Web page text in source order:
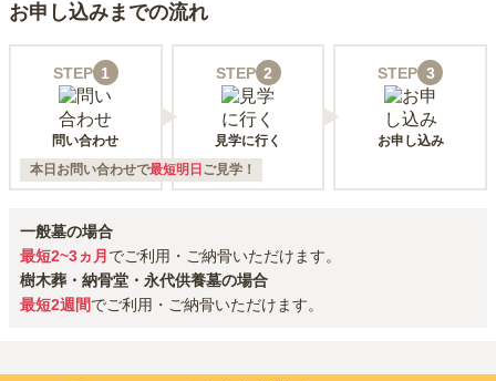
お申し込みまでの流れ
STEP 1
問い合わせ
STEP 2
見学に行く
STEP 3
お申し込み
本日お問い合わせで最短明日 ご見学！
一般墓の場合
最短2~3ヵ月 でご利用・ご納骨いただけます。
樹木葬・納骨堂・永代供養墓の場合
最短2週間でご利用・ご納骨いただけます。